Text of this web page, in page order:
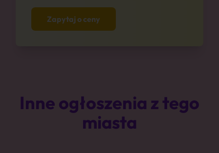
Zapytaj o ceny
Inne ogłoszenia z tego
miasta